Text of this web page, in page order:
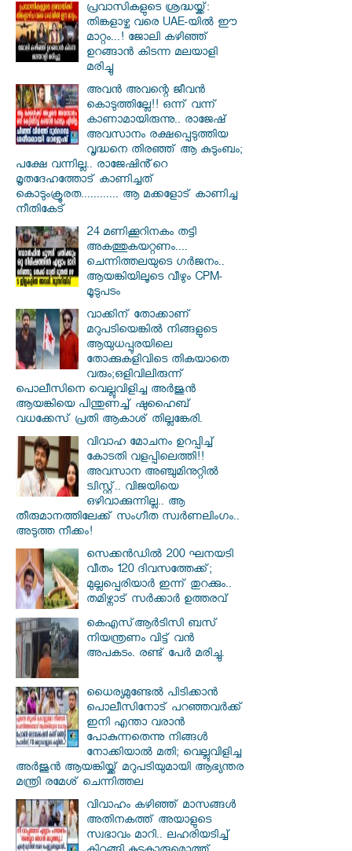
പ്രവാസികളുടെ ശ്രദ്ധയ്ക്ക്:
തിങ്കളാഴ്ച വരെ UAE-യിൽ ഈ
മാറ്റം...! ജോലി കഴിഞ്ഞ്
ഉറങ്ങാൻ കിടന്ന മലയാളി
മരിച്ചു
അവൻ അവന്റെ ജീവൻ
കൊടുത്തില്ലേ!! ഒന്ന് വന്ന്
കാണാമായിരുന്നു.. രാജേഷ്
അവസാനം രക്ഷപ്പെടുത്തിയ
വൃദ്ധനെ തിരഞ്ഞ് ആ കുടുംബം;
പക്ഷേ വന്നില്ല.. രാജേഷിൻ്റെ
മൃതദേഹത്തോട് കാണിച്ചത്
കൊടുംക്രൂരത............ ആ മക്കളോട് കാണിച്ച
നീതികേട്
24 മണിക്കൂറിനകം തട്ടി
അകത്തുകയറ്റണം....
ചെന്നിത്തലയുടെ ഗർജനം..
ആയങ്കിയിലൂടെ വീഴും CPM-
മൂടുപടം
വാക്കിന് തോക്കാണ്
മറുപടിയെങ്കിൽ നിങ്ങളുടെ
ആയുധപ്പുരയിലെ
തോക്കുകളിവിടെ തികയാതെ
വരും;ഒളിവിലിരുന്ന്
പൊലീസിനെ വെല്ലുവിളിച്ച അർജുൻ
ആയങ്കിയെ പിന്തുണച്ച് ഷുഹൈബ്
വധക്കേസ് പ്രതി ആകാശ് തില്ലങ്കേരി.
വിവാഹ മോചനം ഉറപ്പിച്ച്
കോടതി വളപ്പിലെത്തി!!
അവസാന അഞ്ചുമിനുറ്റിൽ
ട്വിസ്റ്റ്.. വിജയിയെ
ഒഴിവാക്കുന്നില്ല.. ആ
തീരുമാനത്തിലേക്ക് സംഗീത സ്വർണലിംഗം..
അടുത്ത നീക്കം!
സെക്കൻഡിൽ 200 ഘനയടി
വീതം 120 ദിവസത്തേക്ക്;
മുല്ലപ്പെരിയാർ ഇന്ന് തുറക്കും..
തമിഴ്നാട് സർക്കാർ ഉത്തരവ്
കെഎസ്ആര്‍ടിസി ബസ്
നിയന്ത്രണം വിട്ട് വൻ
അപകടം. രണ്ട് പേർ മരിച്ചു.
ധൈര്യമുണ്ടേൽ പിടിക്കാൻ
പൊലീസിനോട് പറഞ്ഞവർക്ക്
ഇനി എന്താ വരാൻ
പോകുന്നതെന്നു നിങ്ങൾ
നോക്കിയാൽ മതി; വെല്ലുവിളിച്ച
അർജുൻ ആയങ്കിയ്ക്ക് മറുപടിയുമായി ആഭ്യന്തര
മന്ത്രി രമേശ് ചെന്നിത്തല
വിവാഹം കഴിഞ്ഞ് മാസങ്ങൾ
അതിനകത്ത് അയാളുടെ
സ്വഭാവം മാറി.. ലഹരിയടിച്ച്